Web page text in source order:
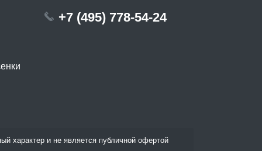
+7 (495) 778-54-24
характер и не является публичной офертой